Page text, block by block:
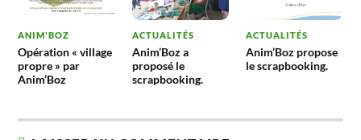
ANIM'BOZ
Opération « village
propre » par
Anim’Boz
ACTUALITÉS
Anim’Boz a
proposé le
scrapbooking.
ACTUALITÉS
Anim’Boz propose
le scrapbooking.